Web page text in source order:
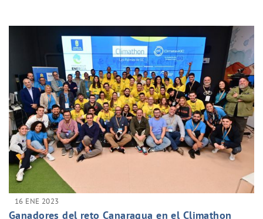
16 ENE 2023
Ganadores del reto Canaragua en el Climathon